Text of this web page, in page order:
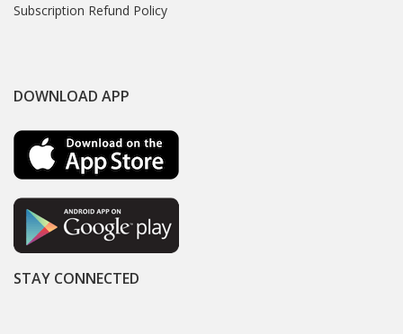
Subscription Refund Policy
DOWNLOAD APP
STAY CONNECTED